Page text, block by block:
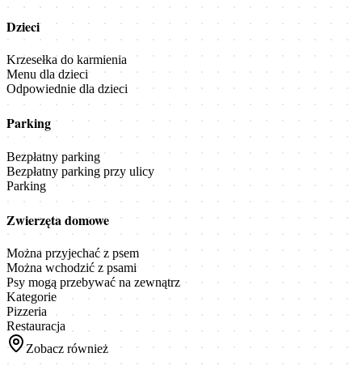
Dzieci
Krzesełka do karmienia
Menu dla dzieci
Odpowiednie dla dzieci
Parking
Bezpłatny parking
Bezpłatny parking przy ulicy
Parking
Zwierzęta domowe
Można przyjechać z psem
Można wchodzić z psami
Psy mogą przebywać na zewnątrz
Kategorie
Pizzeria
Restauracja
Zobacz również